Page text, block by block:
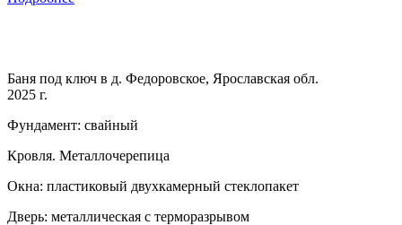
Баня под ключ в д. Федоровское, Ярославская обл.
2025 г.
Фундамент: свайный
Кровля. Металлочерепица
Окна: пластиковый двухкамерный стеклопакет
Дверь: металлическая с терморазрывом